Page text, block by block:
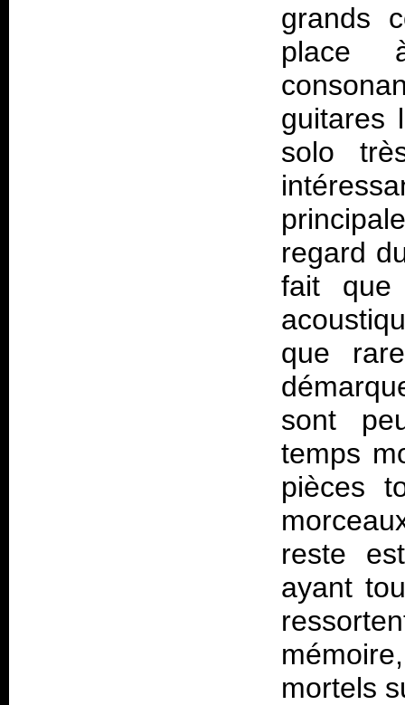
grands
place
guitares
solo
regard
fait
que
sont
temps
pièces
reste
ayant
mortels